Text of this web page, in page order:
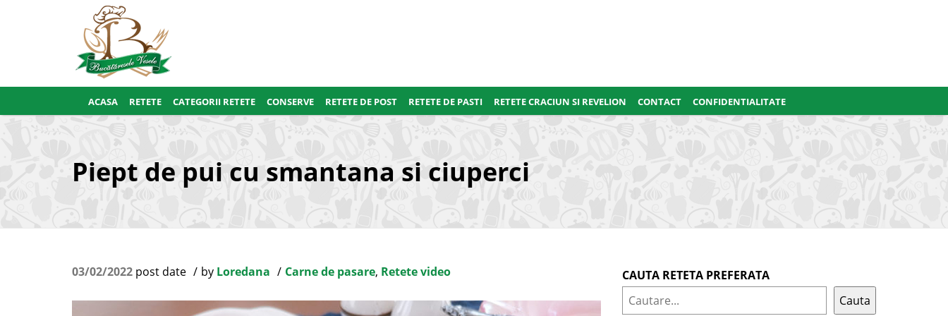
ACASA RETETE CATEGORII RETETE CONSERVE RETETE DE POST RETETE DE PASTI RETETE CRACIUN SI REVELION CONTACT CONFIDENTIALITATE
Piept de pui cu smantana si ciuperci
03/02/2022 post date by Loredana Carne de pasare, Retete video
CAUTA RETETA PREFERATA
Cauta